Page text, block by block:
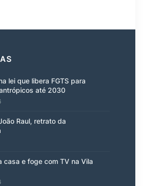
lei que libera FGTS para
até 2030
Raul, retrato da
casa e foge com TV na Vila